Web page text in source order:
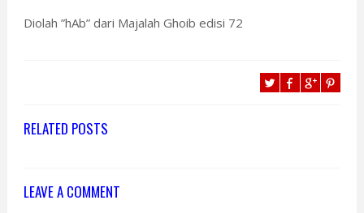
Diolah ”hAb” dari Majalah Ghoib edisi 72
RELATED POSTS
LEAVE A COMMENT